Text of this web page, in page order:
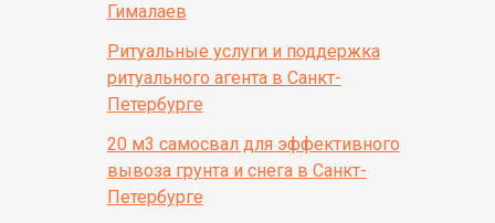
Гималаев
Ритуальные услуги и поддержка
ритуального агента в Санкт-
Петербурге
20 м3 самосвал для эффективного
вывоза грунта и снега в Санкт-
Петербурге